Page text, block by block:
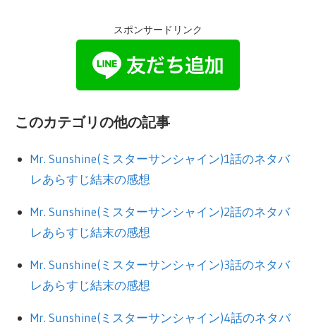
スポンサードリンク
このカテゴリの他の記事
Mr. Sunshine(ミスターサンシャイン)1話のネタバ
レあらすじ結末の感想
Mr. Sunshine(ミスターサンシャイン)2話のネタバ
レあらすじ結末の感想
Mr. Sunshine(ミスターサンシャイン)3話のネタバ
レあらすじ結末の感想
Mr. Sunshine(ミスターサンシャイン)4話のネタバ